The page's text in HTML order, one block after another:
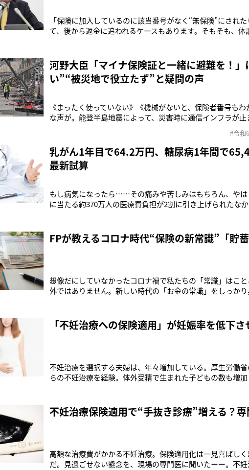
「保険に加入しているのに該当番号がなく“無保険”にされ
て、後から返金に追われるケースもあります。そもそも、体
査している、全国保険医団体連合会（以下、保団連）の事
ルが減らないなか、2024年1
河野大臣「マイナ保険証と一緒に避難を！
い”“被災地で役立たず”と疑問の声
《まったく使っていない》《機械がないと、保険者番号も
な声が。能登半島地震によって、災害時に通信インフラが
（61）は1月23日、〈災害時にはマイナカードを財布に入
批判が高まっている。「河野大臣
#令和
乳がん1年目で64.2万円、糖尿病1年間で
最新試算
もし病気になったら……その痛みや苦しみはもちろん、や
に当たる約370万人の医療費負担が2割に引き上げられたな
必要がある生活習慣病などをお持ちの方は、5年、10年で
る五良会竹内内科小児科医院
FPが教えるコロナ時代“保険の新常識”「貯
想像だにしていなかったコロナ禍で私たちの「常識」はこ
外ではありません。新しい時代の「お金の常識」をしっか
かかわる価値観がガラッと変わりました。こんなときだか
りましょう。今は生活がキツいかも
「不妊治療への保険適用」が妊娠率を低下
不妊治療を選択する夫婦は、年々増加している。厚生労働
らの不妊治療を経験。体外受精で生まれた子どもの数も増
れた計算になる。そんななか、菅義偉首相は2年後をめど
明言した。妊
不妊治療保険適用で“手抜き診療”増える？
高額な治療費がかかる不妊治療。保険適用化は一見喜ばし
だ。見過ごせない懸念を、現場の専門医に聞いたーー。不